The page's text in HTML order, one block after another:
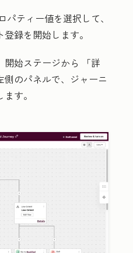
ティー値を選択して、
録を開始します。
開始ステージから
「詳
側のパネルで、ジャーニ
す。